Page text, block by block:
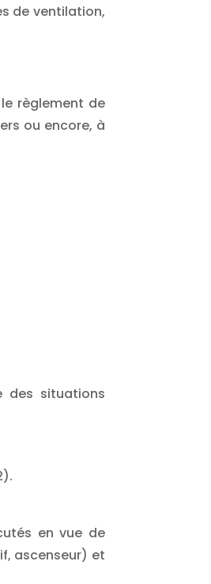
de ventilation,
règlement de
ou encore, à
des situations
en vue de
ascenseur) et